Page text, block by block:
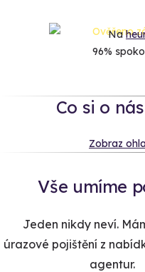
Na
96%
Co si o
Zobraz
Vše umíme
Jeden nikdy neví.
úrazové pojištění z
agentur.